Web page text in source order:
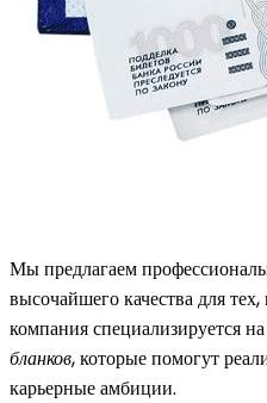
Мы предлагаем
высочайшего качества для
компания специализируется
бланков, которые помогут
карьерные амбиции.